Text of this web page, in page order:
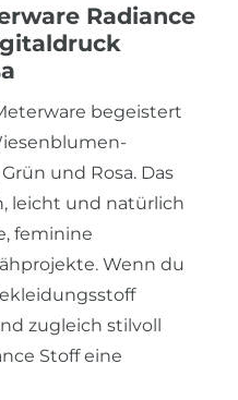
Radiance
begeistert
und Rosa. Das
leicht und natürlich
feminine
Wenn du
zugleich stilvoll
Stoff eine